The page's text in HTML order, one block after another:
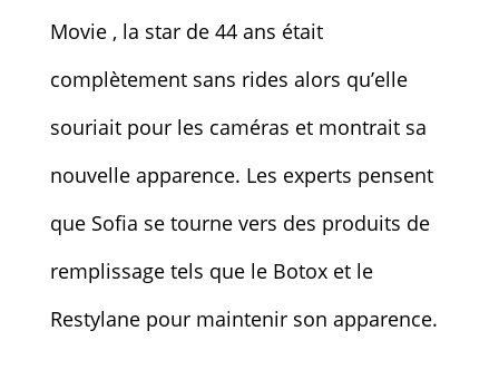
Movie , la star de 44 ans était
complètement sans rides alors qu’elle
souriait pour les caméras et montrait sa
nouvelle apparence. Les experts pensent
que Sofia se tourne vers des produits de
remplissage tels que le Botox et le
Restylane pour maintenir son apparence.